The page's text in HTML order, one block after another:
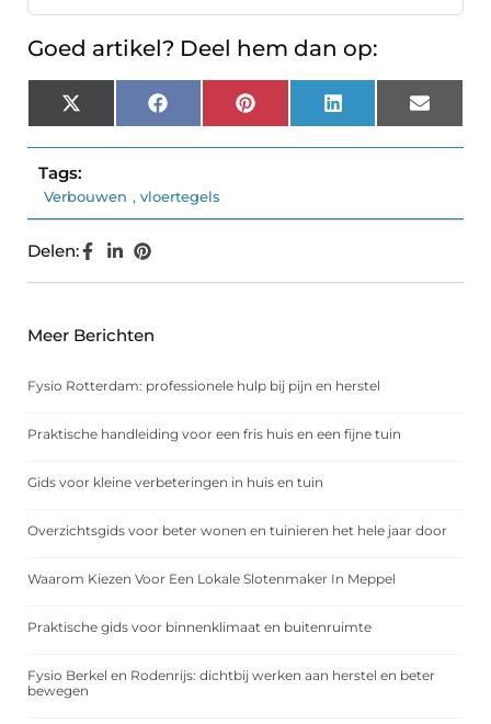
Goed artikel? Deel hem dan op:
X
(Twitter)
Facebook Pinterest LinkedIn Email
Tags:
Verbouwen , vloertegels
Delen:
Meer Berichten
Fysio Rotterdam: professionele hulp bij pijn en herstel
Praktische handleiding voor een fris huis en een fijne tuin
Gids voor kleine verbeteringen in huis en tuin
Overzichtsgids voor beter wonen en tuinieren het hele jaar door
Waarom Kiezen Voor Een Lokale Slotenmaker In Meppel
Praktische gids voor binnenklimaat en buitenruimte
Fysio Berkel en Rodenrijs: dichtbij werken aan herstel en beter
bewegen